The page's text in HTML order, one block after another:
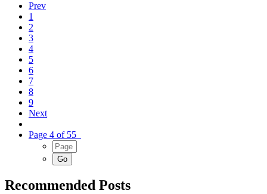
Prev
1
2
3
4
5
6
7
8
9
Next
Page 4 of 55
Recommended Posts